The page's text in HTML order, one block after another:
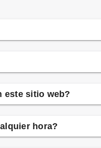
este sitio web?
hora?